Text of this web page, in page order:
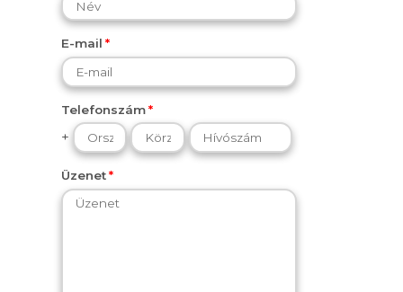
E-mail
Telefonszám
+
Üzenet